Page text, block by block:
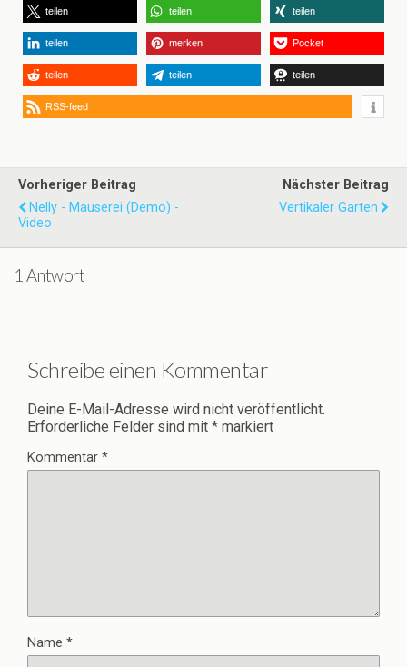
teilen teilen teilen
teilen merken Pocket
teilen teilen teilen
RSS-feed
Vorheriger Beitrag
Nelly - Mauserei (Demo) -
Video
Nächster Beitrag
Vertikaler Garten
1 Antwort
Schreibe einen Kommentar
Deine E-Mail-Adresse wird nicht veröffentlicht.
Erforderliche Felder sind mit * markiert
Kommentar *
Name *